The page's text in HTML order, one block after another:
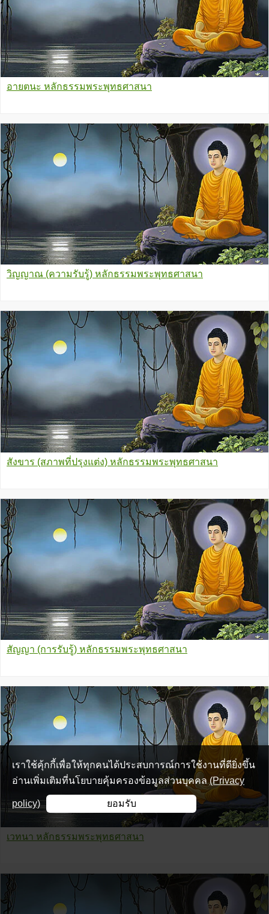
อายตนะ หลักธรรมพระพุทธศาสนา
วิญญาณ (ความรับรู้) หลักธรรมพระพุทธศาสนา
สังขาร (สภาพที่ปรุงแต่ง) หลักธรรมพระพุทธศาสนา
สัญญา (การรับรู้) หลักธรรมพระพุทธศาสนา
เวทนา หลักธรรมพระพุทธศาสนา
เราใช้คุ้กกี้เพื่อให้ทุกคนได้ประสบการณ์การใช้งานที่ดียิ่งขึ้น
อ่านเพิ่มเติมที่นโยบายคุ้มครองข้อมูลส่วนบุคคล(Privacy
policy) ยอมรับ